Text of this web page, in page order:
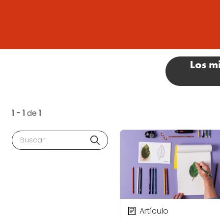
1 - 1 de 1
Buscar
Artículo